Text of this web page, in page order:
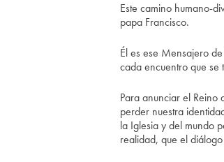
Este camino humano-
papa Francisco.
Él es ese Mensajero
cada encuentro que se
Para anunciar el Reino
perder nuestra
la Iglesia y del mundo
realidad, que el